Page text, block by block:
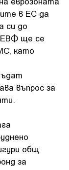
в ЕС да
си до
ЕВФ ще се
като
въпрос за
общ
за